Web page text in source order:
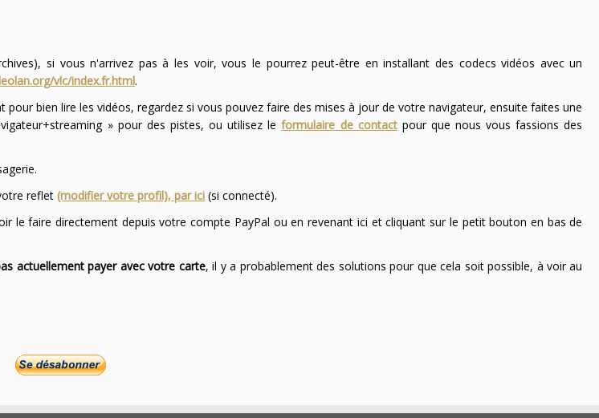
si vous n'arrivez pas à les voir, vous le pourrez peut-être en installant des codecs vidéos avec un
vlc/index.fr.html.
pour bien lire les vidéos, regardez si vous pouvez faire des mises à jour de votre navigateur, ensuite faites une
» pour des pistes, ou utilisez leformulaire de contactpour que nous vous fassions des
reflet (modifier votre profil), par ici(si connecté).
le faire directement depuis votre compte PayPal ou en revenant ici et cliquant sur le petit bouton en bas de
actuellement payer avec votre carte, il y a probablement des solutions pour que cela soit possible, à voir au